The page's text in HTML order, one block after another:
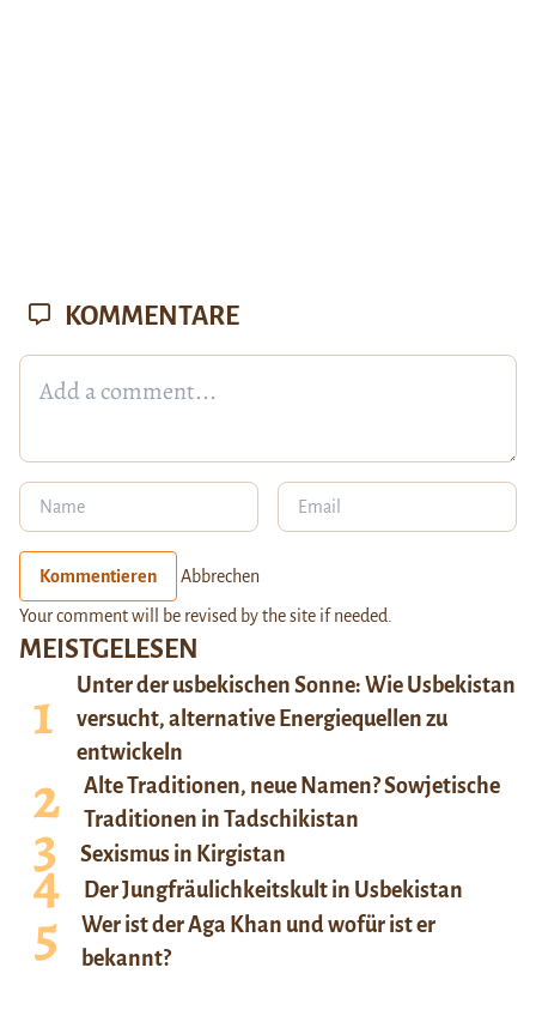
MEISTGELESEN
Unter der usbekischen Sonne: Wie Usbekistan
versucht, alternative Energiequellen zu
entwickeln
Alte Traditionen, neue Namen? Sowjetische
Traditionen in Tadschikistan
Sexismus in Kirgistan
Der Jungfräulichkeitskult in Usbekistan
Wer ist der Aga Khan und wofür ist er
bekannt?
KOMMENTARE
Kommentieren Abbrechen
Your comment will be revised by the site if needed.